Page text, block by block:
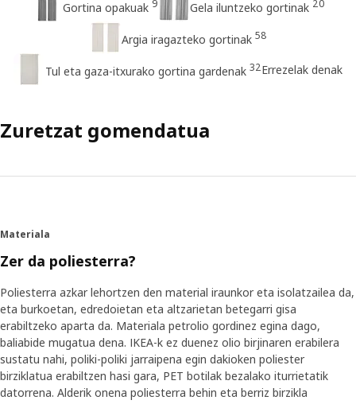
Gortina opakuak 9 Gela iluntzeko gortinak 20
Argia iragazteko gortinak 58
Tul eta gaza-itxurako gortina gardenak 32Errezelak denak
Zuretzat gomendatua
Materiala
Zer da poliesterra?
Poliesterra azkar lehortzen den material iraunkor eta isolatzailea da,
eta burkoetan, edredoietan eta altzarietan betegarri gisa
erabiltzeko aparta da. Materiala petrolio gordinez egina dago,
baliabide mugatua dena. IKEA-k ez duenez olio birjinaren erabilera
sustatu nahi, poliki-poliki jarraipena egin dakioken poliester
birziklatua erabiltzen hasi gara, PET botilak bezalako iturrietatik
datorrena. Alderik onena poliesterra behin eta berriz birzikla